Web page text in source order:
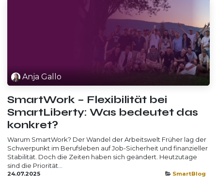
Anja Gallo
SmartWork – Flexibilität bei
SmartLiberty: Was bedeutet das
konkret?
Warum SmartWork? Der Wandel der Arbeitswelt Früher lag der
Schwerpunkt im Berufsleben auf Job-Sicherheit und finanzieller
Stabilität. Doch die Zeiten haben sich geändert. Heutzutage
sind die Priorität...
24.07.2025 SmartBlog